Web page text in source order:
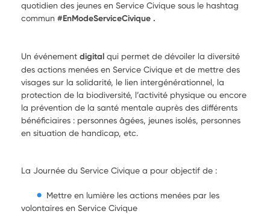
quotidien des jeunes en Service Civique sous le hashtag
commun #EnModeServiceCivique .
Un événement digital qui permet de dévoiler la diversité
des actions menées en Service Civique et de mettre des
visages sur la solidarité, le lien intergénérationnel, la
protection de la biodiversité, l’activité physique ou encore
la prévention de la santé mentale auprès des différents
bénéficiaires : personnes âgées, jeunes isolés, personnes
en situation de handicap, etc.
La Journée du Service Civique a pour objectif de :
Mettre en lumière les actions menées par les
volontaires en Service Civique